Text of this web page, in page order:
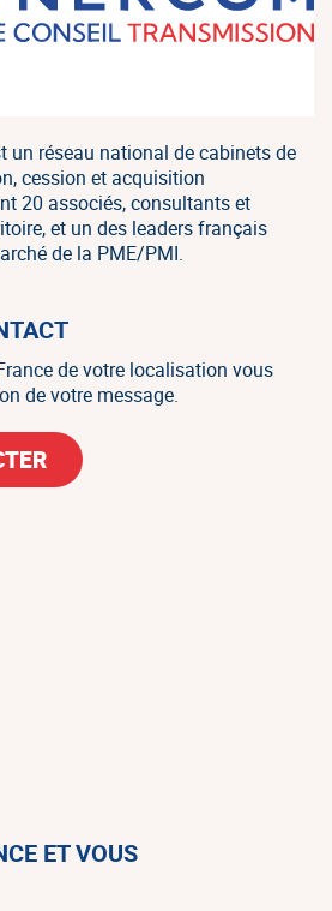
un réseau national de cabinets de
cession et acquisition
20 associés, consultants et
et un des leaders français
de la PME/PMI.
de votre localisation vous
de votre message.
ET VOUS